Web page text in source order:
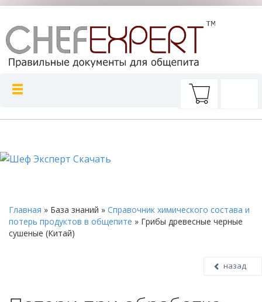
Главная » База знаний » Справочник химического состава и
потерь продуктов в общепите » Грибы древесные черные
сушеные (Китай)
назад